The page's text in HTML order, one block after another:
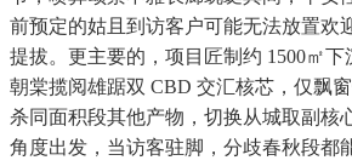
前预定的姑且到访客户可能无法放置欢
提拔。更主要的，项目匠制约 1500㎡下
朝棠揽阅雄踞双 CBD 交汇核芯，仅飘
杀同面积段其他产物，切换从城取副核
角度出发，当访客驻脚，分歧春秋段都